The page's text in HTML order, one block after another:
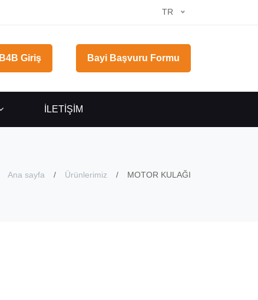
TR
B4B Giriş Bayi Başvuru Formu
İLETİŞİM
Ana sayfa Ürünlerimiz MOTOR KULAĞI